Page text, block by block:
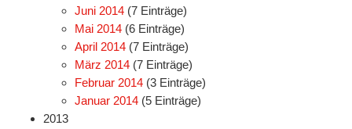
Juni 2014 (7 Einträge)
Mai 2014 (6 Einträge)
April 2014 (7 Einträge)
März 2014 (7 Einträge)
Februar 2014 (3 Einträge)
Januar 2014 (5 Einträge)
2013